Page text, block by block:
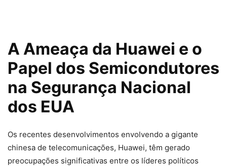
A Ameaça da Huawei e o
Papel dos Semicondutores
na Segurança Nacional
dos EUA
Os recentes desenvolvimentos envolvendo a gigante
chinesa de telecomunicações, Huawei, têm gerado
preocupações significativas entre os líderes políticos